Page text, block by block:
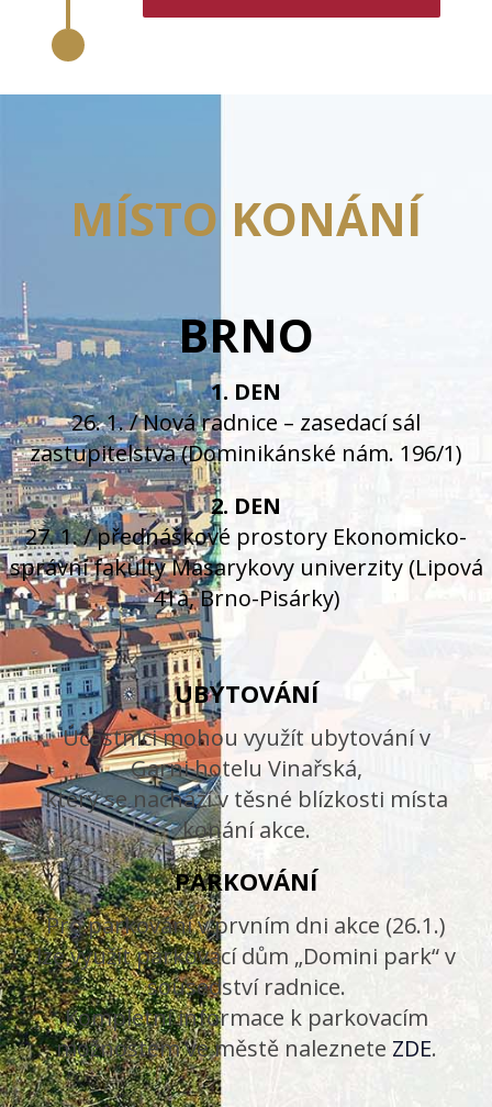
MÍSTO KONÁNÍ
BRNO
1. DEN
26. 1. / Nová radnice – zasedací sál
zastupitelstva (Dominikánské nám. 196/1)
2. DEN
27. 1. / přednáškové prostory Ekonomicko-
správní fakulty Masarykovy univerzity (Lipová
41a, Brno-Pisárky)
UBYTOVÁNÍ
Účastníci mohou využít ubytování v
Garni hotelu Vinařská,
který se nachází v těsné blízkosti místa
konání akce.
PARKOVÁNÍ
Pro parkování v prvním dni akce (26.1.)
lze využít parkovací dům „Domini park“ v
sousedství radnice.
Kompletní informace k parkovacím
možnostem ve městě naleznete ZDE.